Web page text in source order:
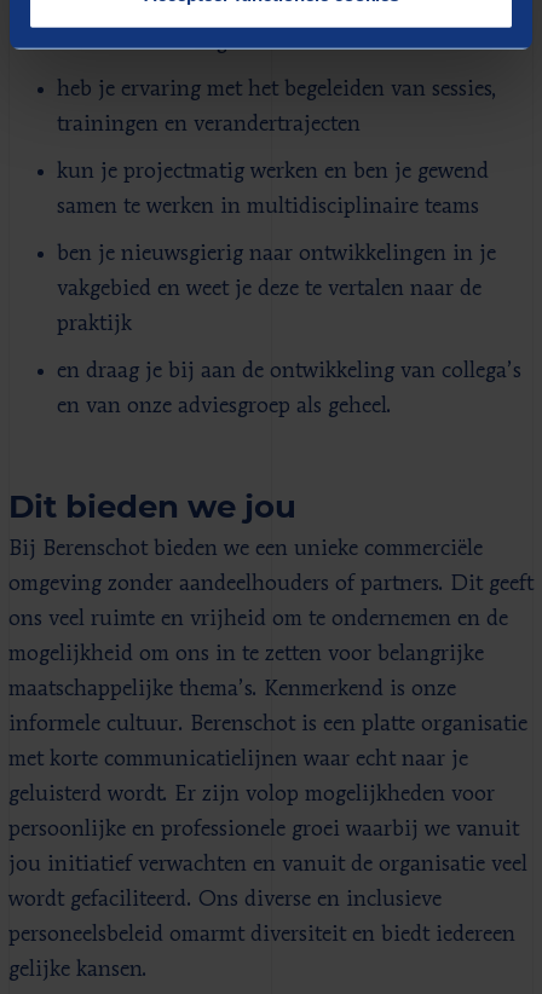
van verandering, leiderschap en/of
teamontwikkeling
heb je ervaring met het begeleiden van sessies,
trainingen en verandertrajecten
kun je projectmatig werken en ben je gewend
samen te werken in multidisciplinaire teams
ben je nieuwsgierig naar ontwikkelingen in je
vakgebied en weet je deze te vertalen naar de
praktijk
en draag je bij aan de ontwikkeling van collega’s
en van onze adviesgroep als geheel.
Dit bieden we jou
Bij Berenschot bieden we een unieke commerciële
omgeving zonder aandeelhouders of partners. Dit geeft
ons veel ruimte en vrijheid om te ondernemen en de
mogelijkheid om ons in te zetten voor belangrijke
maatschappelijke thema’s. Kenmerkend is onze
informele cultuur. Berenschot is een platte organisatie
met korte communicatielijnen waar echt naar je
geluisterd wordt. Er zijn volop mogelijkheden voor
persoonlijke en professionele groei waarbij we vanuit
jou initiatief verwachten en vanuit de organisatie veel
wordt gefaciliteerd. Ons diverse en inclusieve
personeelsbeleid omarmt diversiteit en biedt iedereen
gelijke kansen.